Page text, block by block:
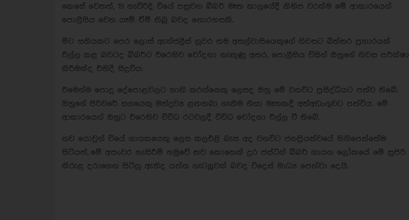
කෙසේ වෙතත්, 19 හැවිරිදි වියේ පසුවන බීබර් මෑත කාලයේදී කිහිප වරක්ම මේ ආකාරයෙන්
පොලීසිය වෙත යෑම් ඒම් තිබූ බවද නොරහසකි.
මිට සතියකට පෙර ලොස් ඇන්ජලීස් නුවර තම අසල්වාසියෙකුගේ නිවසට බිත්තර ප්‍රහාරයක්
එල්ල කළ බවටද බීබර්ට එරෙහිව චෝදනා නැඟුණු අතර, පොලීසිය විසින් ඔහුගේ නිවස පරීක්ෂා
කිරීමක්ද එහිදී සිදුවිය.
එමෙන්ම පොදු දේපොළවලට හානි කරන්නෙකු ලෙසද ඔහු මේ වනවිට ප්‍රසිද්ධියට පත්ව තිබේ.
ඔහුගේ පිරිවරේ සගයෙකු මත්ද්‍රව්‍ය ළඟතබා ගැනීම නිසා මෑතකදී අත්අඩංගුවට පත්විය. මේ
ආකාරයෙන් ඔහුට එරෙහිව විවිධ රටවලදී විවිධ චෝදනා එල්ල වී තිබේ.
නව යොවුන් වියේ ගායකයෙකු ලෙස කලඑළි බැස අද වනවිට ජනප්‍රියත්වයේ හිනිපෙත්තේම
සිටියත්, මේ අසංවර හැසිරීම් හමුවේ තව කොතෙක් දුර ජස්ටින් බීබර් ගායන ලෝකයේ මේ සුපිරි
කිරුළ දරාගෙන සිටිනු ඇතිද යන්න ගැටලුවක් බවද විදෙස් මාධ්‍ය පෙන්වා දෙයි.